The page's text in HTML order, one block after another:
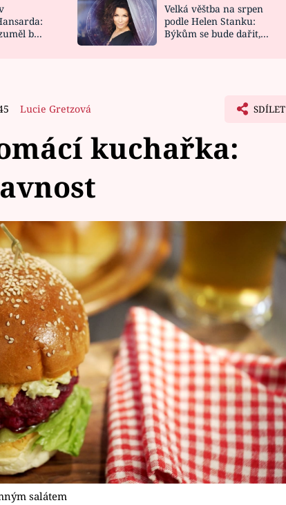
NOVINKY
VIDEORECEPTY
by
Velká věštba na srpen
podle Helen Stanku:
Býkům se bude dařit,
Lucie Gretzová SDÍLET
kuchařka:
salátem